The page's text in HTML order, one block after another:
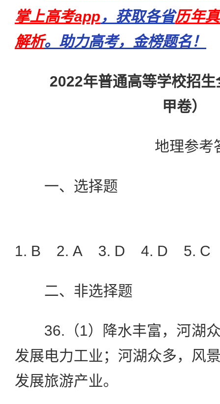
掌上高考app ，获取各省历年
解析。助力高考，金榜题名！
2022年普通高等学校招生
甲卷）
地理参考
一、选择题
1. B 2. A 3. D 4. D 5.
二、非选择题
36.（1）降水丰富，河湖众
发展电力工业；河湖众多，风
发展旅游产业。